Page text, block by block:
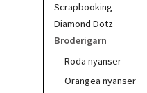
Scrapbooking
Diamond Dotz
Broderigarn
Röda nyanser
Orangea nyanser